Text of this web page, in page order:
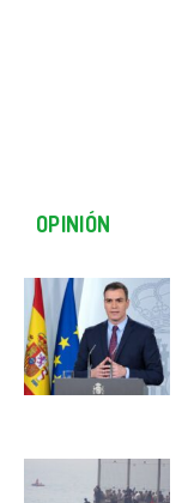
OPINIÓN